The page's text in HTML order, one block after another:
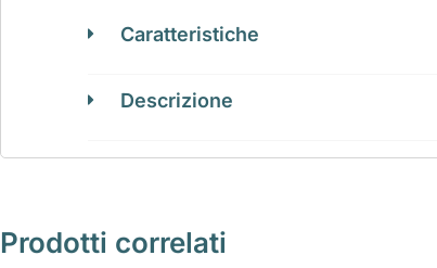
Caratteristiche
Descrizione
Prodotti correlati